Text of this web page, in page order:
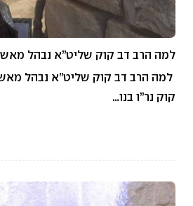
למה הרב דב קוק שליט”א נבהל מאש
למה הרב דב קוק שליט”א נבהל
קוק נר”ו בנו…